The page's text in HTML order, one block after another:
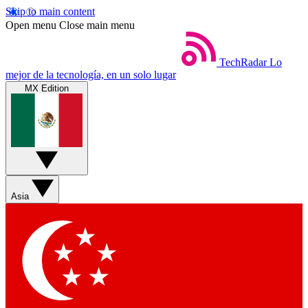
Skip to main content
Open menu Close main menu
TechRadar Lo
mejor de la tecnología, en un solo lugar
MX Edition
Asia